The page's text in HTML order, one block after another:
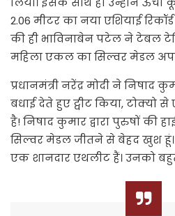
2.06 मीटर का नया एशियाई
की ही भाविनाबेन पटेल ने टेबल
महिला एकल का सिल्वर मेडल
प्रधानमंत्री नरेंद्र मोदी ने
बधाई देते हुए ट्वीट किया,
है! निषाद कुमार द्वारा पुरुषों की
सिल्वर मेडल जीतने से बेहद खुश
एक शानदार एथलीट हैं। उनको